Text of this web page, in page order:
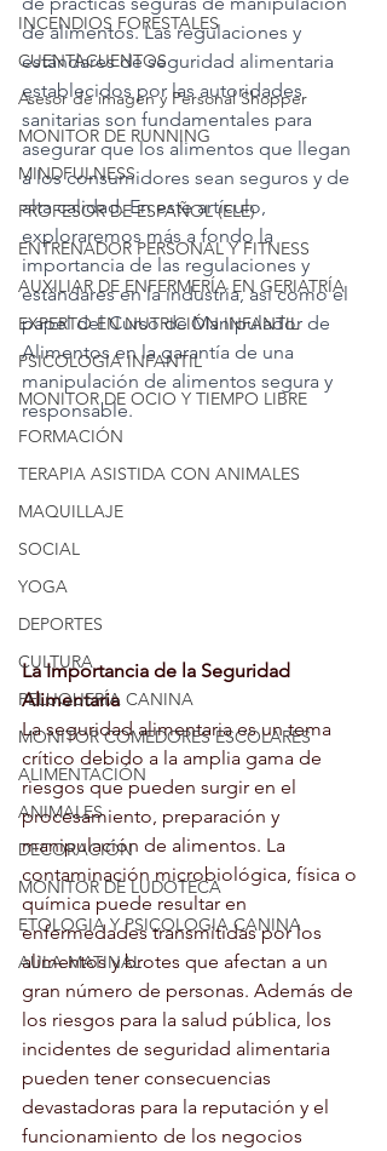
INCENDIOS FORESTALES
CUENTACUENTOS
Asesor de imagen y Personal Shopper
MONITOR DE RUNNING
MINDFULNESS
PROFESOR DE ESPAÑOL (ELE)
ENTRENADOR PERSONAL Y FITNESS
AUXILIAR DE ENFERMERÍA EN GERIATRÍA
EXPERTO EN NUTRICIÓN INFANTIL
PSICOLOGIA INFANTIL
MONITOR DE OCIO Y TIEMPO LIBRE
FORMACIÓN
TERAPIA ASISTIDA CON ANIMALES
MAQUILLAJE
SOCIAL
YOGA
DEPORTES
CULTURA
PELUQUERÍA CANINA
MONITOR COMEDORES ESCOLARES
ALIMENTACIÓN
ANIMALES
DECORACIÓN
MONITOR DE LUDOTECA
ETOLOGIA Y PSICOLOGIA CANINA
AULA MATINAL
de alimentos. Las regulaciones y
estándares de seguridad alimentaria
establecidos por las autoridades
sanitarias son fundamentales para
asegurar que los alimentos que llegan
a los consumidores sean seguros y de
alta calidad. En este artículo,
exploraremos más a fondo la
importancia de las regulaciones y
estándares en la industria, así como el
papel del Curso de Manipulador de
Alimentos en la garantía de una
manipulación de alimentos segura y
responsable.
La Importancia de la Seguridad
Alimentaria
La seguridad alimentaria es un tema
crítico debido a la amplia gama de
riesgos que pueden surgir en el
procesamiento, preparación y
manipulación de alimentos. La
contaminación microbiológica, física o
química puede resultar en
enfermedades transmitidas por los
alimentos y brotes que afectan a un
gran número de personas. Además de
los riesgos para la salud pública, los
incidentes de seguridad alimentaria
pueden tener consecuencias
devastadoras para la reputación y el
funcionamiento de los negocios